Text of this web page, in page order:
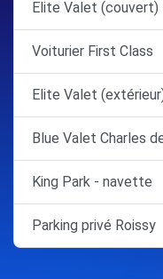
Elite Valet (couvert)
Voiturier First Class
Elite Valet
Blue Valet Charles
King Park - navette
Parking privé Roissy